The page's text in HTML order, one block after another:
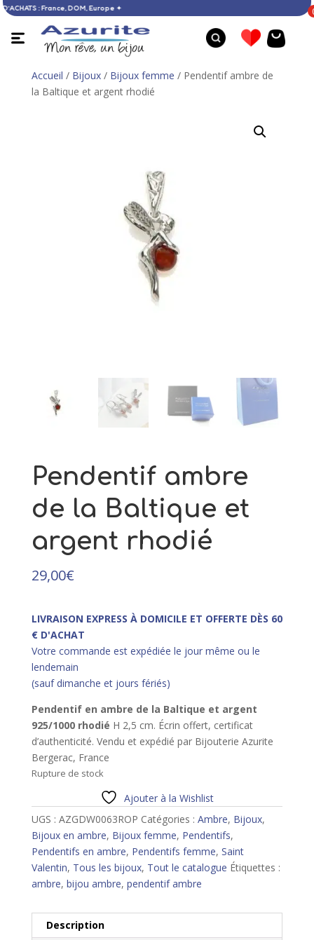
60 € D’ACHATS : France, DOM, Europe ✦
Accueil / Bijoux/ Bijoux femme / Pendentif ambre de
la Baltique et argent rhodié
Pendentif ambre
de la Baltique et
argent rhodié
29,00€
LIVRAISON EXPRESS À DOMICILE ET OFFERTE DÈS 60
€ D'ACHAT
Votre commande est expédiée le jour même ou le
lendemain
(sauf dimanche et jours fériés)
Pendentif en ambre de la Baltique et argent
925/1000 rhodié H 2,5 cm. Écrin offert, certificat
d’authenticité. Vendu et expédié par Bijouterie Azurite
Bergerac, France
Rupture de stock
Ajouter à la Wishlist
UGS : AZGDW0063ROP Catégories : Ambre, Bijoux,
Bijoux en ambre, Bijoux femme, Pendentifs,
Pendentifs en ambre, Pendentifs femme, Saint
Valentin, Tous les bijoux, Tout le catalogue Étiquettes :
ambre, bijou ambre, pendentif ambre
Description
Bague Oeil de Sainte Lucie